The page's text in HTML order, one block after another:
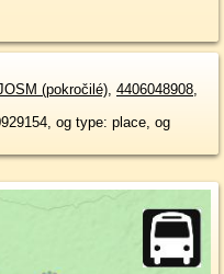
(pokročilé), 4406048908,
og type: place, og